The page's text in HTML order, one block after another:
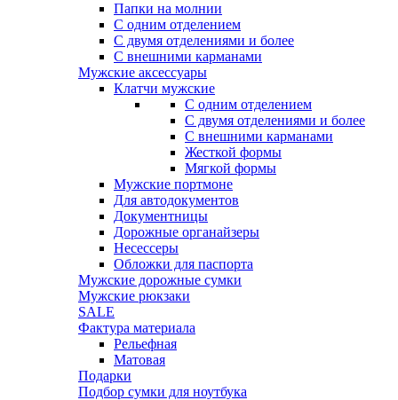
Папки на молнии
С одним отделением
С двумя отделениями и более
С внешними карманами
Мужские аксессуары
Клатчи мужские
С одним отделением
С двумя отделениями и более
С внешними карманами
Жесткой формы
Мягкой формы
Мужские портмоне
Для автодокументов
Документницы
Дорожные органайзеры
Несессеры
Обложки для паспорта
Мужские дорожные сумки
Мужские рюкзаки
SALE
Фактура материала
Рельефная
Матовая
Подарки
Подбор сумки для ноутбука